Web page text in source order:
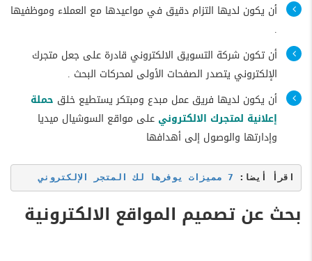
أن يكون لديها التزام دقيق في مواعيدها مع العملاء وموظفيها
.
أن تكون شركة التسويق الالكتروني قادرة على جعل متجرك
الإلكتروني يتصدر الصفحات الأولى لمحركات البحث .
أن يكون لديها فريق عمل مبدع ومبتكر يستطيع خلق حملة
إعلانية لمتجرك الالكتروني على مواقع السوشيال ميديا
وإدارتها والوصول إلى أهدافها
اقرأ أيضا: 7 مميزات يوفرها لك المتجر الإلكتروني
بحث عن تصميم المواقع الالكترونية